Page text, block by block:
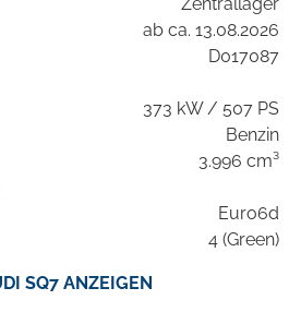
ab ca. 13.08.2026
D017087
373 kW / 507 PS
Benzin
3.996 cm³
Euro6d
4 (Green)
SQ7 ANZEIGEN